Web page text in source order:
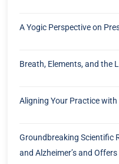
A Yogic Perspective on
Breath, Elements, and the
Aligning Your Practice with
Groundbreaking Scientific
and Alzheimer’s and